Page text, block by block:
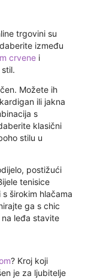
trgovini su
između
crvene i
Možete ih
ili jakna
s
klasični
stilu u
postižući
tenisice
širokim hlačama
ga s chic
na leđa stavite
? Kroj koji
je za ljubitelje